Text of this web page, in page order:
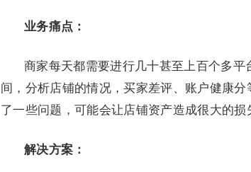
业务痛点：
商家每天都需要进行几十甚至上百个多
间，分析店铺的情况，买家差评、账户健康
了一些问题，可能会让店铺资产造成很大的损
解决方案：